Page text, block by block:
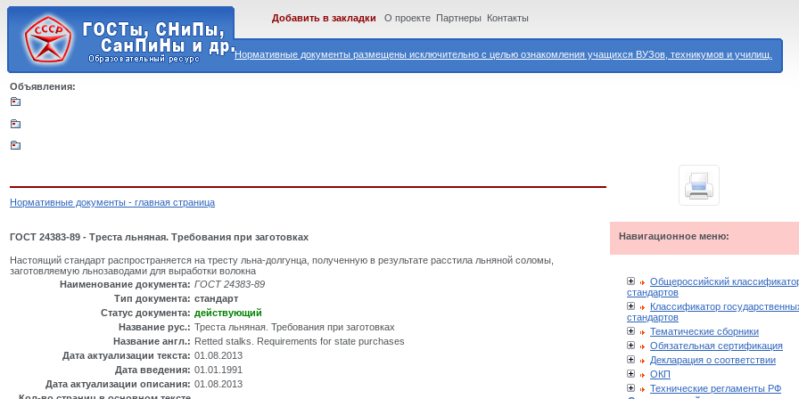
Нормативные документы размещены исключительно с целью ознакомления учащихся ВУЗов, техникумов и училищ.
Добавить в закладки О проекте Партнеры Контакты
Объявления:
Нормативные документы - главная страница
ГОСТ 24383-89 - Треста льняная. Требования при заготовках
Настоящий стандарт распространяется на тресту льна-долгунца, полученную в результате расстила льняной соломы,
заготовляемую льнозаводами для выработки волокна
Наименование документа: ГОСТ 24383-89
Тип документа: стандарт
Статус документа: действующий
Название рус.: Треста льняная. Требования при заготовках
Название англ.: Retted stalks. Requirements for state purchases
Дата актуализации текста: 01.08.2013
Дата введения: 01.01.1991
Дата актуализации описания: 01.08.2013
Навигационное меню:
Общероссийский
стандартов
Классификатор
стандартов
Тематические сборники
Обязательная сертификация
Декларация о соответствии
ОКП
Технические регламенты РФ